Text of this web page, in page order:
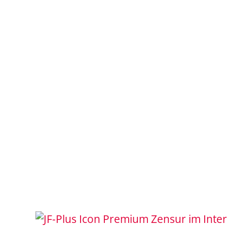
Zensur im